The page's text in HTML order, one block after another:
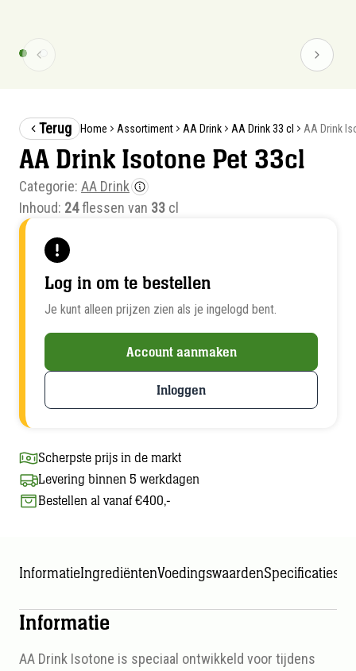
Terug Home Assortiment AA Drink AA Drink 33 cl AA Drink
AA Drink Isotone Pet 33cl
Categorie: AA Drink
Inhoud: 24flessen van 33 cl
Log in om te bestellen
Je kunt alleen prijzen zien als je ingelogd bent.
Account aanmaken
Inloggen
Scherpste prijs in de markt
Levering binnen 5 werkdagen
Bestellen al vanaf €400,-
InformatieIngrediëntenVoedingswaardenSpecificaties
Informatie
AA Drink Isotone is speciaal ontwikkeld voor tijdens